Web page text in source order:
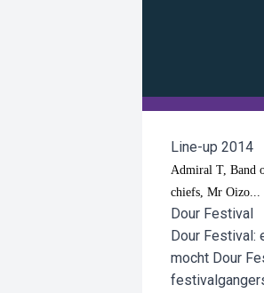
Line-up 2014
Admiral T, Band
chiefs, Mr Oizo...
Dour Festival
Dour Festival:
mocht Dour